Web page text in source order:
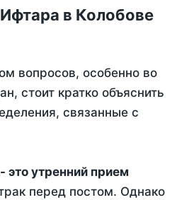
в Колобове
вопросов, особенно во
стоит кратко объяснить
связанные с
перед постом. Однако